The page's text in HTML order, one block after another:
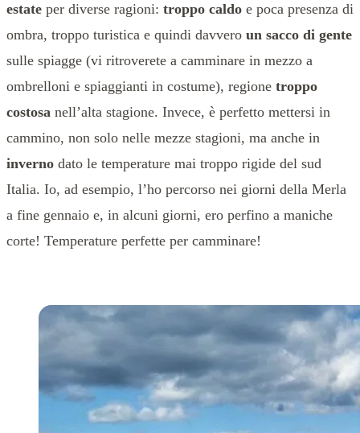
estate per diverse ragioni: troppo caldo e poca presenza di
ombra, troppo turistica e quindi davvero un sacco di gente
sulle spiagge (vi ritroverete a camminare in mezzo a
ombrelloni e spiaggianti in costume), regione troppo
costosa nell’alta stagione. Invece, è perfetto mettersi in
cammino, non solo nelle mezze stagioni, ma anche in
inverno dato le temperature mai troppo rigide del sud
Italia. Io, ad esempio, l’ho percorso nei giorni della Merla
a fine gennaio e, in alcuni giorni, ero perfino a maniche
corte! Temperature perfette per camminare!